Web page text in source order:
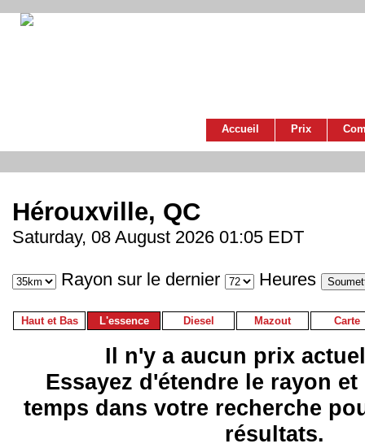
Accueil Prix
Hérouxville, QC
Saturday, 08 August 2026 01:05 EDT
Rayon sur le dernier Heures
Haut et Bas L'essence Diesel Mazout Carte
Il n'y a aucun prix
Essayez d'étendre le rayon
temps dans votre recherche
résultats.